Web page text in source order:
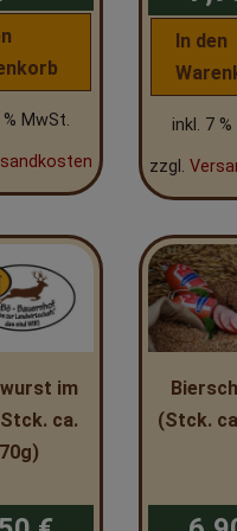
MwSt.
In den
inkl. 7
zzgl.
im
ca.
(Stck.